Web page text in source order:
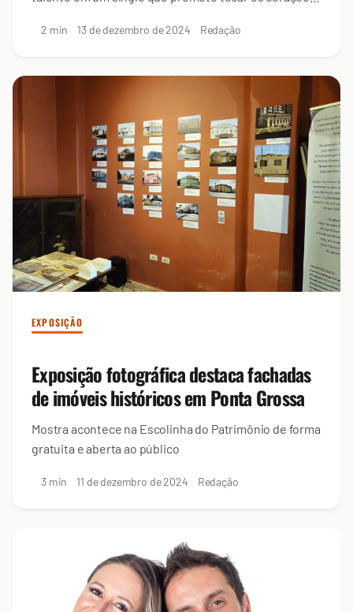
2 min 13 de dezembro de 2024 Redação
EXPOSIÇÃO
Exposição fotográfica destaca fachadas
de imóveis históricos em Ponta Grossa
Mostra acontece na Escolinha do Patrimônio de forma
gratuita e aberta ao público
3 min 11 de dezembro de 2024 Redação